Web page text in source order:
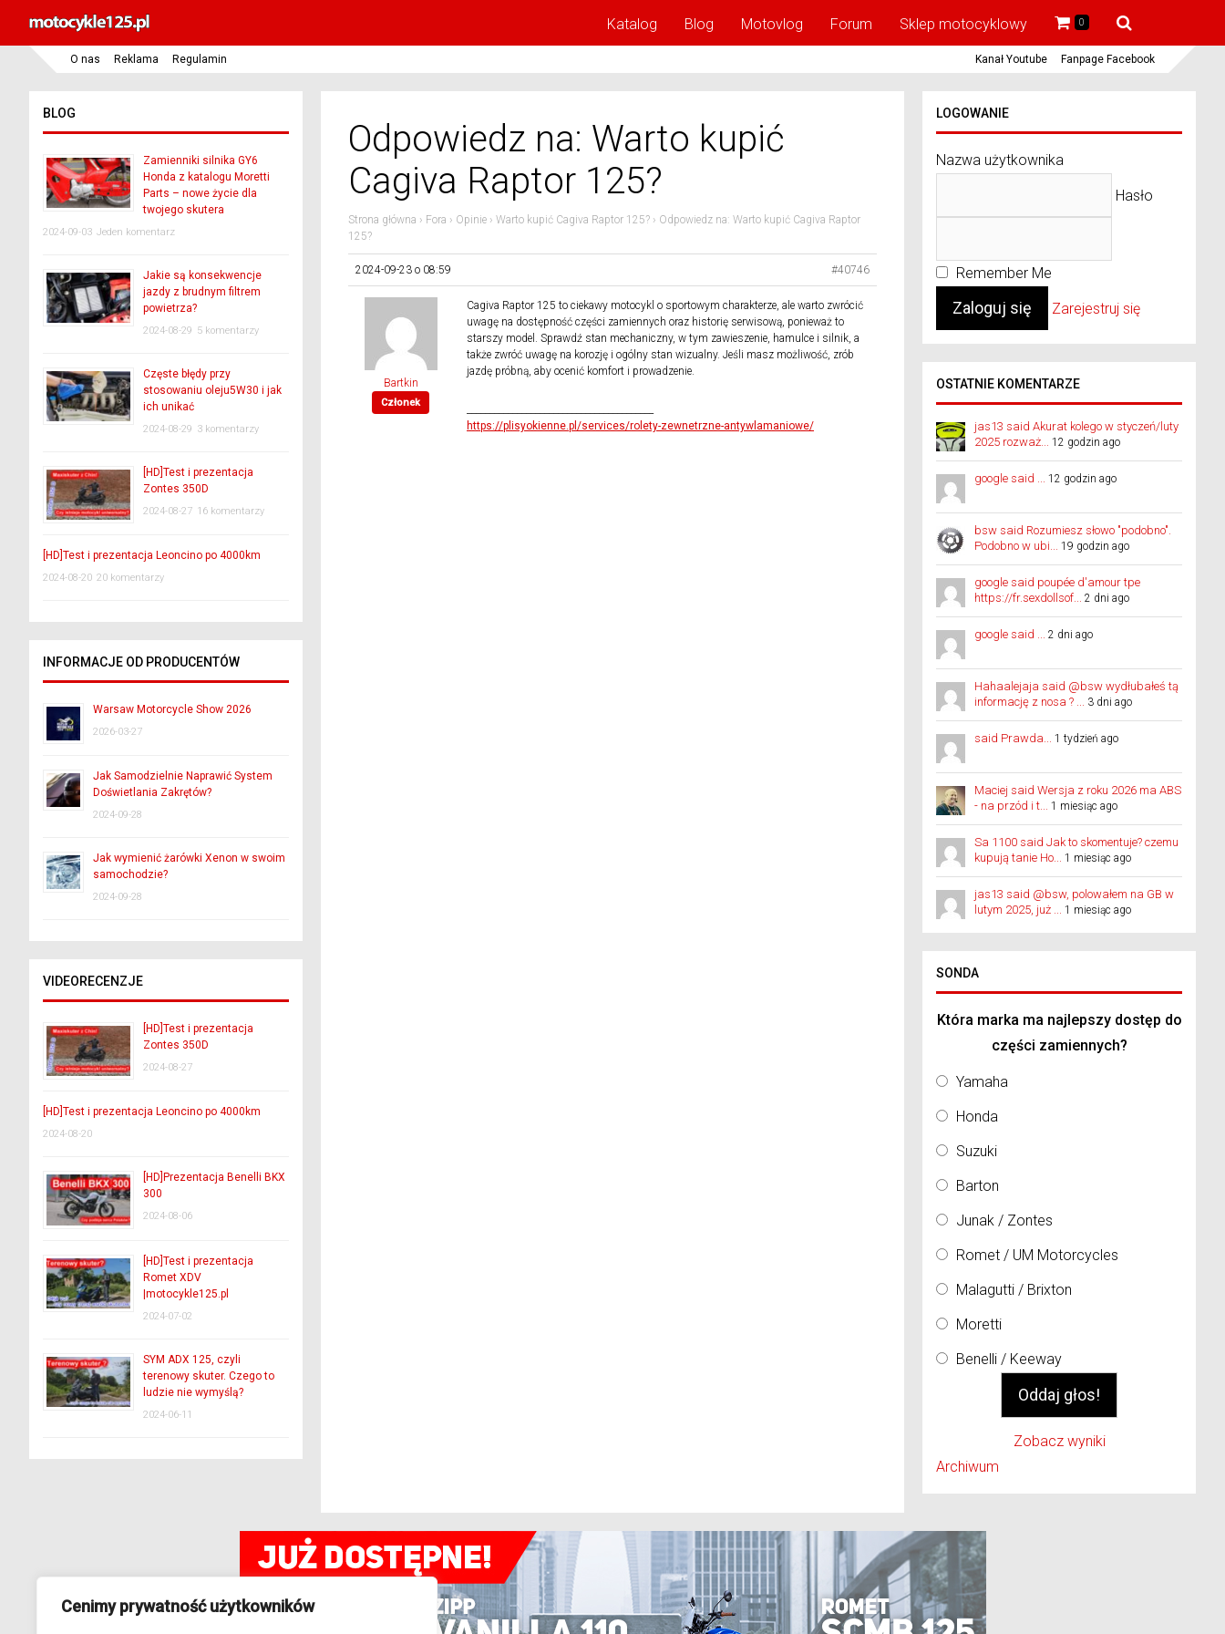
Cenimy prywatność użytkowników
Katalog Blog Motovlog Forum Sklep motocyklowy 0
O nas Reklama Regulamin Kanał Youtube Fanpage Facebook
Odpowiedz na: Warto kupić
Cagiva Raptor 125?
Strona główna › Fora › Opinie › Warto kupić Cagiva Raptor 125? › Odpowiedz na: Warto kupić Cagiva Raptor
125?
2024-09-23 o 08:59 #40746
Bartkin
Członek
Cagiva Raptor 125 to ciekawy motocykl o sportowym charakterze, ale warto zwrócić
uwagę na dostępność części zamiennych oraz historię serwisową, ponieważ to
starszy model. Sprawdź stan mechaniczny, w tym zawieszenie, hamulce i silnik, a
także zwróć uwagę na korozję i ogólny stan wizualny. Jeśli masz możliwość, zrób
jazdę próbną, aby ocenić komfort i prowadzenie.
https://plisyokienne.pl/services/rolety-zewnetrzne-antywlamaniowe/
BLOG
Zamienniki silnika GY6
Honda z katalogu Moretti
Parts – nowe życie dla
twojego skutera
2024-09-03 Jeden komentarz
Jakie są konsekwencje
jazdy z brudnym filtrem
powietrza?
2024-08-29 5 komentarzy
Częste błędy przy
stosowaniu oleju5W30 i jak
ich unikać
2024-08-29 3 komentarzy
[HD]Test i prezentacja
Zontes 350D
2024-08-27 16 komentarzy
[HD]Test i prezentacja Leoncino po 4000km
2024-08-20 20 komentarzy
INFORMACJE OD PRODUCENTÓW
Warsaw Motorcycle Show 2026
2026-03-27
Jak Samodzielnie Naprawić System
Doświetlania Zakrętów?
2024-09-28
Jak wymienić żarówki Xenon w swoim
samochodzie?
2024-09-28
VIDEORECENZJE
[HD]Test i prezentacja
Zontes 350D
2024-08-27
[HD]Test i prezentacja Leoncino po 4000km
2024-08-20
[HD]Prezentacja Benelli BKX
300
2024-08-06
[HD]Test i prezentacja
Romet XDV
|motocykle125.pl
2024-07-02
SYM ADX 125, czyli
terenowy skuter. Czego to
ludzie nie wymyślą?
2024-06-11
LOGOWANIE
Nazwa użytkownika
Hasło
Remember Me
Zarejestruj się
OSTATNIE KOMENTARZE
jas13 said Akurat kolego w styczeń/luty
2025 rozważ... 12 godzin ago
google said ... 12 godzin ago
bsw said Rozumiesz słowo "podobno".
Podobno w ubi... 19 godzin ago
google said poupée d'amour tpe
https://fr.sexdollsof... 2 dni ago
google said ... 2 dni ago
Hahaalejaja said @bsw wydłubałeś tą
informację z nosa ? ... 3 dni ago
said Prawda... 1 tydzień ago
Maciej said Wersja z roku 2026 ma ABS
- na przód i t... 1 miesiąc ago
Sa 1100 said Jak to skomentuje? czemu
kupują tanie Ho... 1 miesiąc ago
jas13 said @bsw, polowałem na GB w
lutym 2025, już ... 1 miesiąc ago
SONDA
Która marka ma najlepszy dostęp do
części zamiennych?
Yamaha
Honda
Suzuki
Barton
Junak / Zontes
Romet / UM Motorcycles
Malagutti / Brixton
Moretti
Benelli / Keeway
Zobacz wyniki
Archiwum